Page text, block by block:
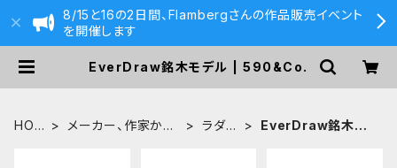
8/15と16の2日間、Flambergさんの作品販売イベント
を開催します
EverDraw銘木モデル | 590&Co.
HOM
メーカー、作家から
ラダイ
EverDraw銘木モ